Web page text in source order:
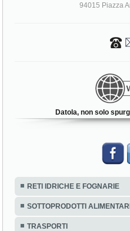
94015 Piazza
Datola, non solo
RETI IDRICHE E FOGNARIE
SOTTOPRODOTTI
TRASPORTI